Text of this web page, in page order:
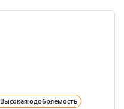
Высокая одобряемость